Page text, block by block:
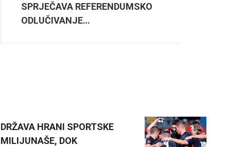
SPRJEČAVA REFERENDUMSKO
ODLUČIVANJE…
DRŽAVA HRANI SPORTSKE
MILIJUNAŠE, DOK